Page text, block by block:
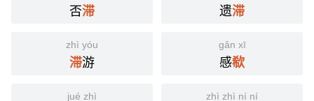
否滞 遗滞
zhì yóu
滞游
gǎn xī
感欷
jué zhì zhì zhì ní ní